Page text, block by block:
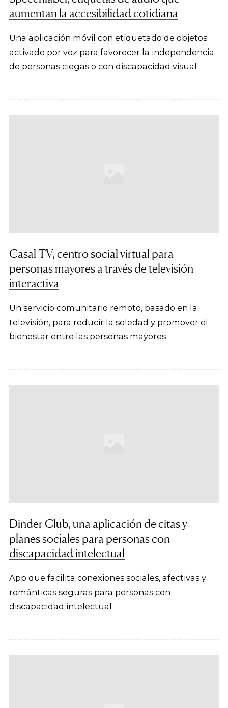
aumentan la accesibilidad cotidiana
Una aplicación móvil con etiquetado de objetos
activado por voz para favorecer la independencia
de personas ciegas o con discapacidad visual
Casal TV, centro social virtual para
personas mayores a través de televisión
interactiva
Un servicio comunitario remoto, basado en la
televisión, para reducir la soledad y promover el
bienestar entre las personas mayores
Dinder Club, una aplicación de citas y
planes sociales para personas con
discapacidad intelectual
App que facilita conexiones sociales, afectivas y
románticas seguras para personas con
discapacidad intelectual